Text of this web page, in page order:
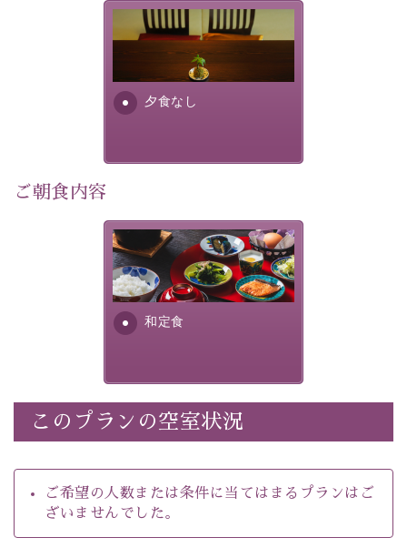
自然豊かな信州ならではの風情をご体験ください。
宿泊期間：2026年6月13日～21日
【スケジュール】
19：10 お隣の「ホテル紅や」ロビー集合
20：00 ほたる童謡公園到着（60分間の自由時間）
21：00 ほたる童謡公園出発
21：45 「ホテル紅や」到着
【ご予約前にご確認ください】
※本プランはバスの定員に限りがあるため、先着順での
ご案内となります。
※ご予約完了後でも、時間差により満席となる場合がご
ざいます。その際は当館よりご連絡申し上げます。
※催行人数に満たない場合は、催行を見合わせる場合が
※ほたる童謡公園では自由行動となります（ガイドは付
きません）。
※ホタルの発生は自然条件に左右されるため、ご覧いた
だけない場合もございます。
-----------【安心への取り組み】----------
個室料亭、貸切風呂のご利用が可能な上、 安心安全にご
滞在いただけるよう
夕食なし
夕食なしご夕食を追加される
場合は、二食付きのプランを
お選びくださいませ。
ご朝食内容
和定食
さっぱりとした和食膳に使わ
れる食材は、諏訪の名産品を
ふんだんに取り入れ、安心・
安全を心掛けた長野県産...
このプランの空室状況
ご希望の人数または条件に当てはまるプランはご
ざいませんでした。